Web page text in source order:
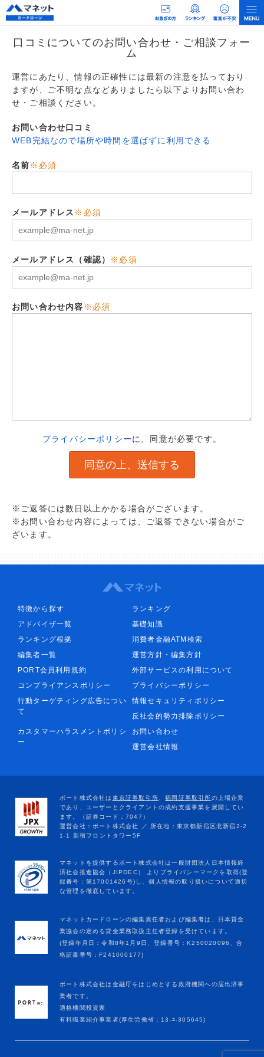
口コミについてのお問い合わせ・ご相談フォー
ム
運営にあたり、情報の正確性には最新の注意を払っており
ますが、ご不明な点などありましたら以下よりお問い合わ
せ・ご相談ください。
お問い合わせ口コミ
WEB完結なので場所や時間を選ばずに利用できる
名前※必須
メールアドレス ※必須
メールアドレス（確認） ※必須
お問い合わせ内容 ※必須
プライバシーポリシーに、同意が必要です。
※ご返答には数日以上かかる場合がございます。
※お問い合わせ内容によっては、ご返答できない場合がご
ざいます。
特徴から探す
ランキング
アドバイザ一覧
基礎知識
ランキング根拠
消費者金融ATM検索
編集者一覧
運営方針・編集方針
PORT会員利用規約
外部サービスの利用について
コンプライアンスポリシー
プライバシーポリシー
行動ターゲティング広告につい
て
情報セキュリティポリシー
反社会的勢力排除ポリシー
カスタマーハラスメントポリシ
ー
お問い合わせ
運営会社情報
マネットカードローンの編集責任者および編集者は、日本貸金
業協会の定める貸金業務取扱主任者登録を受けています。
(登録年月日：令和8年1月9日、登録番号：K250020096、合
格証書番号：F241000177)
ポート株式会社は金融庁をはじめとする政府機関への届出済事
業者です。
適格機関投資家
有料職業紹介事業者(厚生労働省：13-ﾕ-305645)